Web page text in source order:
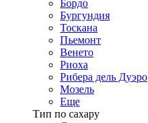
Бордо
Бургундия
Тоскана
Пьемонт
Венето
Риоха
Рибера дель Дуэро
Мозель
Еще
Тип по сахару